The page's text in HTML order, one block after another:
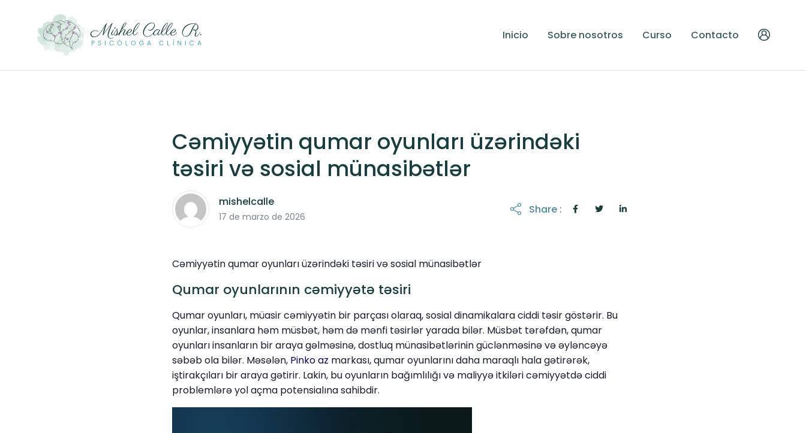
Inicio Sobre nosotros Curso Contacto
Cəmiyyətin qumar oyunları üzərindəki
təsiri və sosial münasibətlər
mishelcalle
17 de marzo de 2026
Share :
Cəmiyyətin qumar oyunları üzərindəki təsiri və sosial münasibətlər
Qumar oyunlarının cəmiyyətə təsiri
Qumar oyunları, müasir cəmiyyətin bir parçası olaraq, sosial dinamikalara ciddi təsir göstərir. Bu
oyunlar, insanlara həm müsbət, həm də mənfi təsirlər yarada bilər. Müsbət tərəfdən, qumar
oyunları insanların bir araya gəlməsinə, dostluq münasibətlərinin güclənməsinə və əyləncəyə
səbəb ola bilər. Məsələn, Pinko az markası, qumar oyunlarını daha maraqlı hala gətirərək,
iştirakçıları bir araya gətirir. Lakin, bu oyunların bağımlılığı və maliyyə itkiləri cəmiyyətdə ciddi
problemlərə yol açma potensialına sahibdir.